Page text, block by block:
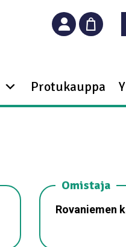
Protukauppa
Omistaja
Rovaniemen